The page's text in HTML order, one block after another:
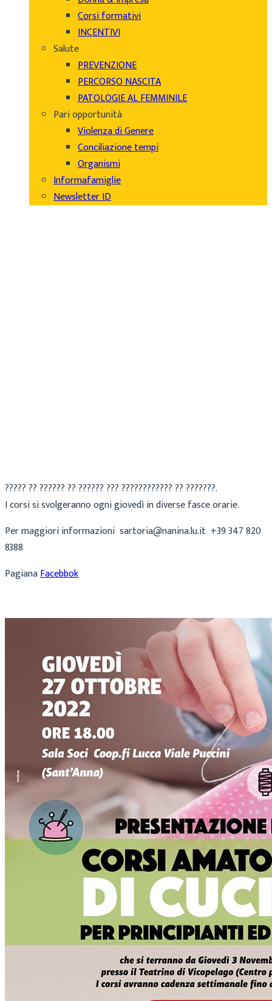
Corsi formativi
INCENTIVI
Salute
PREVENZIONE
PERCORSO NASCITA
PATOLOGIE AL FEMMINILE
Pari opportunità
Violenza di Genere
Conciliazione tempi
Organismi
Informafamiglie
Newsletter ID
????? ?? ?????? ?? ?????? ??? ???????????? ?? ???????.
I corsi si svolgeranno ogni giovedì in diverse fasce orarie.
Per maggiori informazioni sartoria@nanina.lu.it +39 347 820
8388
PagianaFacebbok